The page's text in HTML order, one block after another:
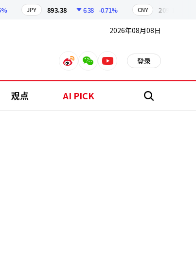
JPY 893.38 6.38 -0.71% CNY 209.17
2026年08月08日
weiboweixinyoutube 登录
观点 AI PICK 搜